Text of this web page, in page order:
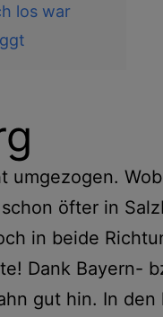
los war
umgezogen.
öfter in
in beide
Dank Bayern-
gut hin. In